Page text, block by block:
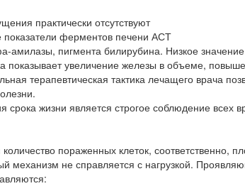
практически отсутствуют
показатели ферментов печени АСТ
пигмента билирубина. Низкое
показывает увеличение железы в объеме,
терапевтическая тактика лечащего врача
жизни является строгое соблюдение всех
пораженных клеток, соответственно,
механизм не справляется с нагрузкой.